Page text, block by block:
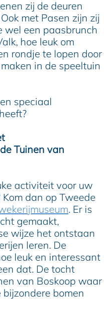
zij de deuren
met Pasen zijn zij
wel een paasbrunch
hoe leuk om
rondje te lopen door
in de speeltuin
speciaal
Tuinen van
activiteit voor uw
dan op Tweede
. Er is
gemaakt,
wijze het ontstaan
leren. De
leuk en interessant
dat. De tocht
van Boskoop waar
bomen